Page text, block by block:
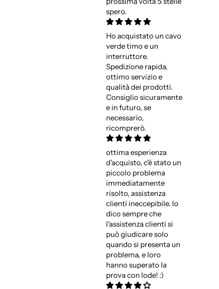
spero.
Ho acquistato un cavo
verde timo e un
interruttore.
Spedizione rapida,
ottimo servizio e
qualità dei prodotti.
Consiglio sicuramente
e in futuro, se
necessario,
ricomprerò.
ottima esperienza
d'acquisto, c'è stato un
piccolo problema
immediatamente
risolto, assistenza
clienti ineccepibile. Io
dico sempre che
l'assistenza clienti si
può giudicare solo
quando si presenta un
problema, e loro
hanno superato la
prova con lode! :)